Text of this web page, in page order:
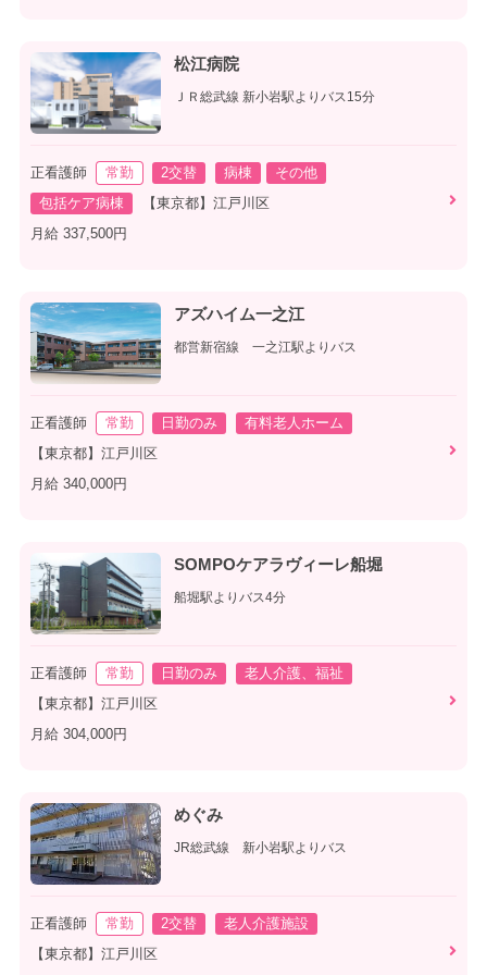
松江病院
ＪＲ総武線 新小岩駅よりバス15分
正看護師 常勤 2交替 病棟
その他
包括ケア病棟
【東京都】江戸川区
月給 337,500円
アズハイム一之江
都営新宿線 一之江駅よりバス
正看護師 常勤 日勤のみ
有料老人ホーム
【東京都】江戸川区
月給 340,000円
SOMPOケアラヴィーレ船堀
船堀駅よりバス4分
正看護師 常勤 日勤のみ
老人介護、福祉
【東京都】江戸川区
月給 304,000円
めぐみ
JR総武線 新小岩駅よりバス
正看護師 常勤 2交替
老人介護施設
【東京都】江戸川区